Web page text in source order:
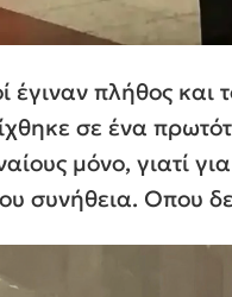
έγιναν πλήθος
σε ένα
μόνο, γιατί
συνήθεια. Οπου